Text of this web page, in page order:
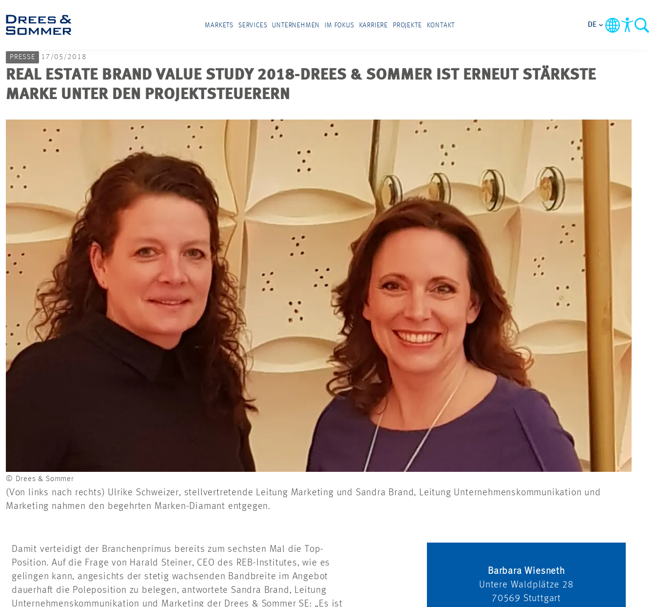
MARKETS SERVICES UNTERNEHMEN IM FOKUS KARRIERE PROJEKTE KONTAKT DE
PRESSE 17/05/2018
REAL ESTATE BRAND VALUE STUDY 2018-DREES & SOMMER IST ERNEUT STÄRKSTE
MARKE UNTER DEN PROJEKTSTEUERERN
© Drees & Sommer
(Von links nach rechts) Ulrike Schweizer, stellvertretende Leitung Marketing und Sandra Brand, Leitung Unternehmenskommunikation und
Marketing nahmen den begehrten Marken-Diamant entgegen.
Damit verteidigt der Branchenprimus bereits zum sechsten Mal die Top-
Position. Auf die Frage von Harald Steiner, CEO des REB-Institutes, wie es
gelingen kann, angesichts der stetig wachsenden Bandbreite im Angebot
dauerhaft die Poleposition zu belegen, antwortete Sandra Brand, Leitung
Unternehmenskommunikation und Marketing der Drees & Sommer SE: „Es ist
Barbara Wiesneth
Untere Waldplätze 28
70569 Stuttgart